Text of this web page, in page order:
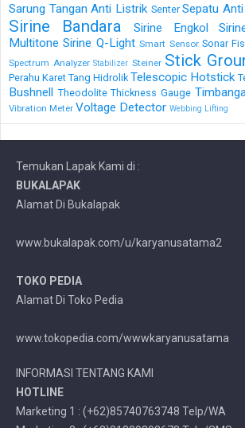
Sarung Tangan Anti Listrik Senter Sepatu
Sirine Bandara
Sirine Engkol
Multitone Sirine Q-Light Smart Sensor Sonar
Spectrum Analyzer Stabilizer Steiner Stick
Perahu Karet Tang Hidrolik Telescopic Hotstick
Bushnell Theodolite Thickness Gauge
Vibration Meter Voltage Detector Webbing Lifting
Temukan Lapak Kami di :
BUKALAPAK
Alamat Di Bukalapak
www.bukalapak.com/u/karyanusatama2
TOKO PEDIA
Alamat Di Toko Pedia
www.tokopedia.com/wwwkaryanusatama
INFORMASI TENTANG KAMI
HOTLINE
Marketing 1 : (+62)85740763748 Telp/WA